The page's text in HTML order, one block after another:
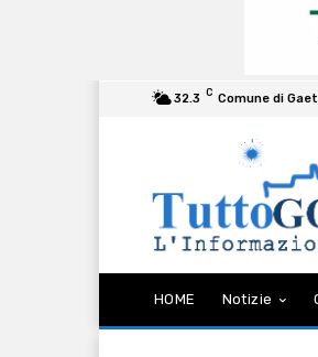
32.3 C Comune di
HOME Notizie